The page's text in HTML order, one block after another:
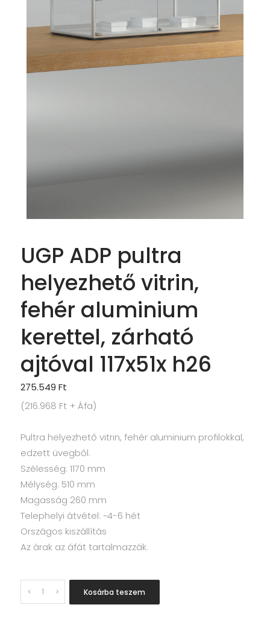
UGP ADP pultra
helyezhető vitrin,
fehér aluminium
kerettel, zárható
ajtóval 117x51x h26
275.549 Ft
(216.968 Ft + Áfa)
Pultra helyezhető vitrin, fehér aluminium profilokkal,
edzett üvegből.
Szélesség: 1170 mm
Mélység: 510 mm
Magasság 260 mm
Telephelyi átvétel: ~4-6 hét
Országos kiszállítás
Az árak az áfát tartalmazzák.
Quantity Kosárba teszem